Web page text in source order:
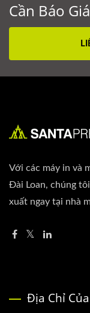
Cần Báo
Với các máy in và
Đài Loan, chúng
xuất ngay tại nhà
Địa Chỉ